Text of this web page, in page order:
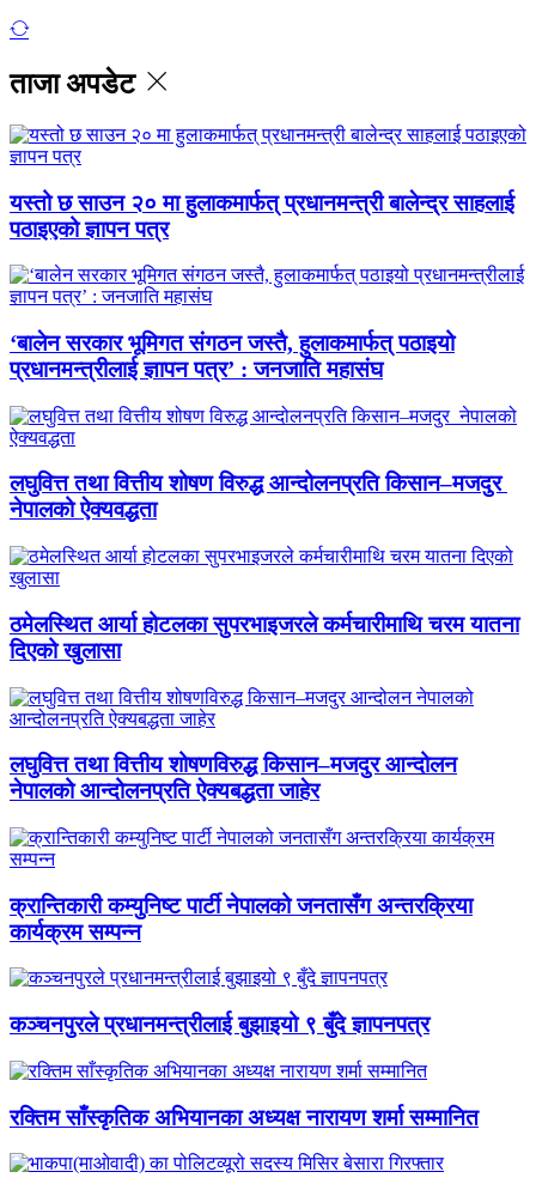
ताजा अपडेट
यस्तो छ साउन २० मा हुलाकमार्फत् प्रधानमन्त्री बालेन्द्र साहलाई
पठाइएको ज्ञापन पत्र
‘बालेन सरकार भूमिगत संगठन जस्तै, हुलाकमार्फत् पठाइयो
प्रधानमन्त्रीलाई ज्ञापन पत्र’ : जनजाति महासंघ
लघुवित्त तथा वित्तीय शोषण विरुद्ध आन्दोलनप्रति किसान–मजदुर
नेपालको ऐक्यवद्धता
ठमेलस्थित आर्या होटलका सुपरभाइजरले कर्मचारीमाथि चरम यातना
दिएको खुलासा
लघुवित्त तथा वित्तीय शोषणविरुद्ध किसान–मजदुर आन्दोलन
नेपालको आन्दोलनप्रति ऐक्यबद्धता जाहेर
क्रान्तिकारी कम्युनिष्ट पार्टी नेपालको जनतासँग अन्तरक्रिया
कार्यक्रम सम्पन्न
कञ्चनपुरले प्रधानमन्त्रीलाई बुझाइयो ९ बुँदे ज्ञापनपत्र
रक्तिम साँस्कृतिक अभियानका अध्यक्ष नारायण शर्मा सम्मानित